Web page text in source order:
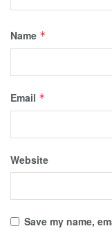
Name *
Email *
Website
Save my name,